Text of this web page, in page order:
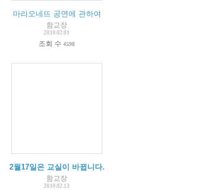
마리오네뜨 공연에 관하여
함교장
2010.02.01
조회 수 4598
2월17일은 교실이 바뀝니다.
함교장
2010.02.13